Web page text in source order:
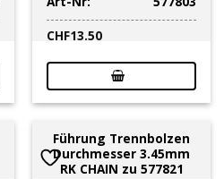
CHF13.50
Führung Trennbolzen
Durchmesser 3.45mm
RK CHAIN zu 577821